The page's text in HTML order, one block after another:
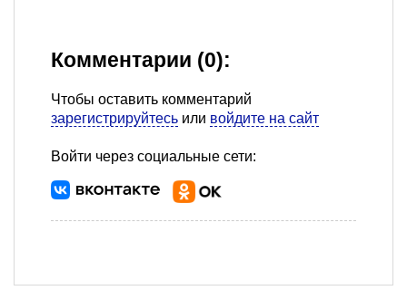
Комментарии (0):
Чтобы оставить комментарий
зарегистрируйтесь или войдите на сайт
Войти через социальные сети: